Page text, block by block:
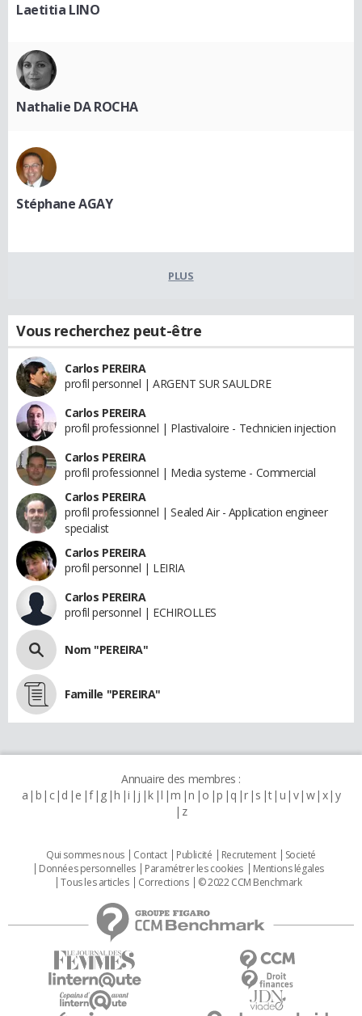
Laetitia LINO
Nathalie DA ROCHA
Stéphane AGAY
PLUS
Vous recherchez peut-être
Carlos PEREIRA
profil personnel | ARGENT SUR SAULDRE
Carlos PEREIRA
profil professionnel | Plastivaloire - Technicien injection
Carlos PEREIRA
profil professionnel | Media systeme - Commercial
Carlos PEREIRA
profil professionnel | Sealed Air - Application engineer
specialist
Carlos PEREIRA
profil personnel | LEIRIA
Carlos PEREIRA
profil personnel | ECHIROLLES
Nom "PEREIRA"
Famille "PEREIRA"
Annuaire des membres :
a b c d e f g h i j k l m n o p q r s t u v w x y
z
Qui sommes nous Contact Publicité Recrutement
Societé
Données personnelles
Paramétrer les cookies
Mentions légales
Tous les articles
Corrections © 2022 CCM Benchmark